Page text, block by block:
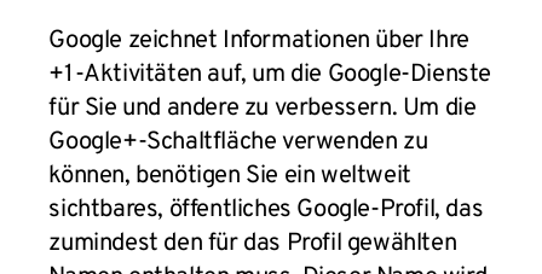
Google zeichnet Informationen über Ihre
+1-Aktivitäten auf, um die Google-Dienste
für Sie und andere zu verbessern. Um die
Google+-Schaltfläche verwenden zu
können, benötigen Sie ein weltweit
sichtbares, öffentliches Google-Profil, das
zumindest den für das Profil gewählten